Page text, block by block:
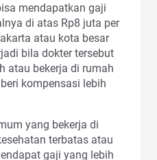
mendapatkan gaji
di atas Rp8 juta per
atau kota besar
bila dokter tersebut
atau bekerja di rumah
kompensasi lebih
yang bekerja di
terbatas atau
gaji yang lebih